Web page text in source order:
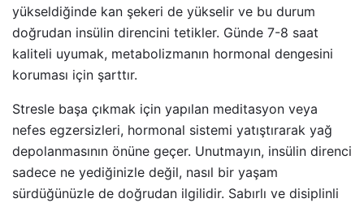
yükseldiğinde kan şekeri de yükselir ve bu durum
doğrudan insülin direncini tetikler. Günde 7-8 saat
kaliteli uyumak, metabolizmanın hormonal dengesini
koruması için şarttır.
Stresle başa çıkmak için yapılan meditasyon veya
nefes egzersizleri, hormonal sistemi yatıştırarak yağ
depolanmasının önüne geçer. Unutmayın, insülin direnci
sadece ne yediğinizle değil, nasıl bir yaşam
sürdüğünüzle de doğrudan ilgilidir. Sabırlı ve disiplinli